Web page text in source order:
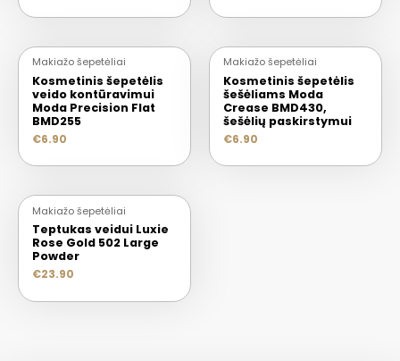
Makiažo šepetėliai
Kosmetinis šepetėlis
veido kontūravimui
Moda Precision Flat
BMD255
€6.90
Makiažo šepetėliai
Kosmetinis šepetėlis
šešėliams Moda
Crease BMD430,
šešėlių paskirstymui
€6.90
Makiažo šepetėliai
Teptukas veidui Luxie
Rose Gold 502 Large
Powder
€23.90